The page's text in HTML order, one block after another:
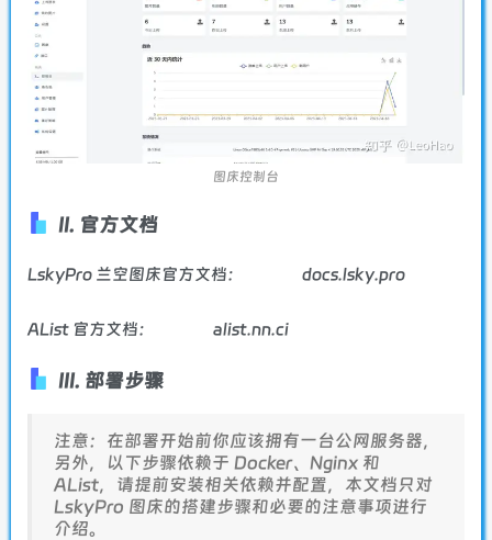
图床控制台
II. 官方文档
LskyPro 兰空图床官方文档： docs.lsky.pro
AList 官方文档： alist.nn.ci
III. 部署步骤
注意：在部署开始前你应该拥有一台公网服务器，
另外，以下步骤依赖于 Docker、Nginx 和
AList，请提前安装相关依赖并配置，本文档只对
LskyPro 图床的搭建步骤和必要的注意事项进行
介绍。